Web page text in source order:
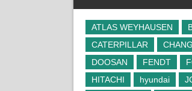
ATLAS WEYHAUSEN
CATERPILLAR
DOOSAN
FENDT
HITACHI
hyundai